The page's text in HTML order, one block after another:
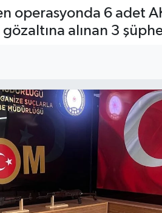
operasyonda 6 adet
alınan 3